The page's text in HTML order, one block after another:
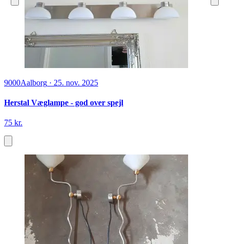
9000Aalborg · 25. nov. 2025
Herstal Væglampe - god over spejl
75 kr.